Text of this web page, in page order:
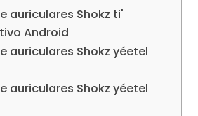
auriculares Shokz ti'
Android
auriculares Shokz yéetel
auriculares Shokz yéetel